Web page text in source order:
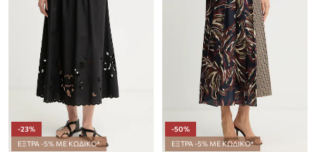
-23%
ΕΞΤΡΑ -5% ΜΕ ΚΩΔΙΚΟ*
-50%
ΕΞΤΡΑ -5% ΜΕ ΚΩΔΙΚΟ*